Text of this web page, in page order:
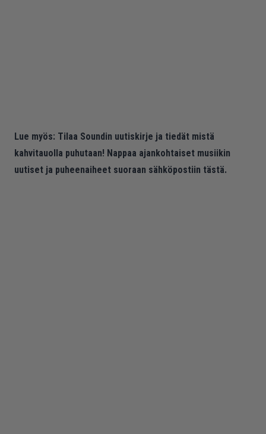
Lue myös: Tilaa Soundin uutiskirje ja tiedät mistä
kahvitauolla puhutaan! Nappaa ajankohtaiset musiikin
uutiset ja puheenaiheet suoraan sähköpostiin tästä.